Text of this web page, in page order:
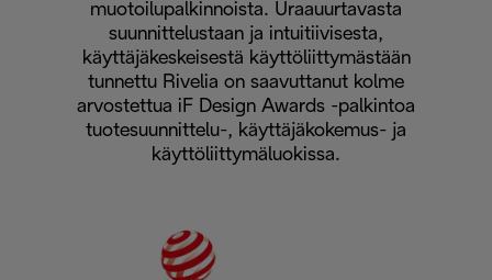
muotoilupalkinnoista. Uraauurtavasta
suunnittelustaan ja intuitiivisesta,
käyttäjäkeskeisestä käyttöliittymästään
tunnettu Rivelia on saavuttanut kolme
arvostettua iF Design Awards -palkintoa
tuotesuunnittelu-, käyttäjäkokemus- ja
käyttöliittymäluokissa.